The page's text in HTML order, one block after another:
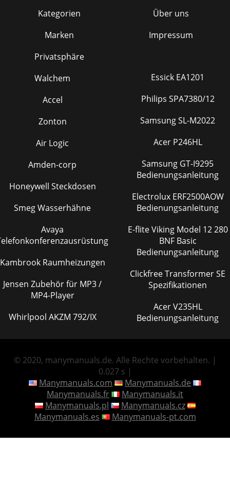
Kategorien
Marken
Privatsphäre
Über uns
Impressum
Walchem
Accel
Zonton
Air Logic
Amden-corp
Honeywell Steckdosen
Smeg Wasserhähne
Avaya
Kambrook Raumheizungen
Jensen Zubehör für MP3 /
MP4-Player
Whirlpool AKZM 792/IX
Essick EA1201
Philips SPA7380/12
Samsung SL-M2022
Acer P246HL
Samsung GT-I9295
Bedienungsanleitung
Electrolux ERF2500AOW
Bedienungsanleitung
E-flite Viking Model 12 280
BNF Basic
Bedienungsanleitung
Clickfree Transformer SE
Spezifikationen
Acer V235HL
Bedienungsanleitung
© 2020, manymanuals.de. Alle Rechte vorbehalten. |
0.027 s |
Manymanuals.com
Manymanuals.de
Manymanuals.fr
Manymanuals.it
Manymanuals.pl
Manymanuals.cz
Manymanuals.es
Manymanuals-pt.com